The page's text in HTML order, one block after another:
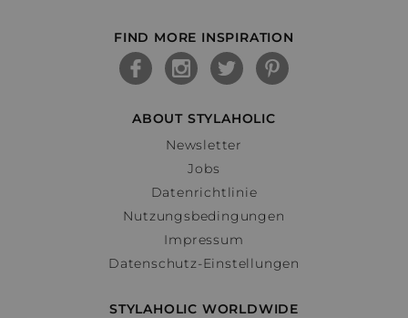
FIND MORE INSPIRATION
ABOUT STYLAHOLIC
Newsletter
Jobs
Datenrichtlinie
Nutzungsbedingungen
Impressum
Datenschutz-Einstellungen
STYLAHOLIC WORLDWIDE